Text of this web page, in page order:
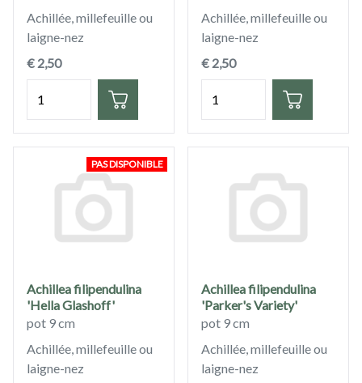
Achillée, millefeuille ou
laigne-nez
€ 2,50
Achillée, millefeuille ou
laigne-nez
€ 2,50
Achillea filipendulina
'Hella Glashoff'
pot 9 cm
Achillée, millefeuille ou
laigne-nez
PAS DISPONIBLE
Achillea filipendulina
'Parker's Variety'
pot 9 cm
Achillée, millefeuille ou
laigne-nez